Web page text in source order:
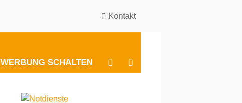
Kontakt
WERBUNG SCHALTEN
BESUCHEN
SIE
SIE